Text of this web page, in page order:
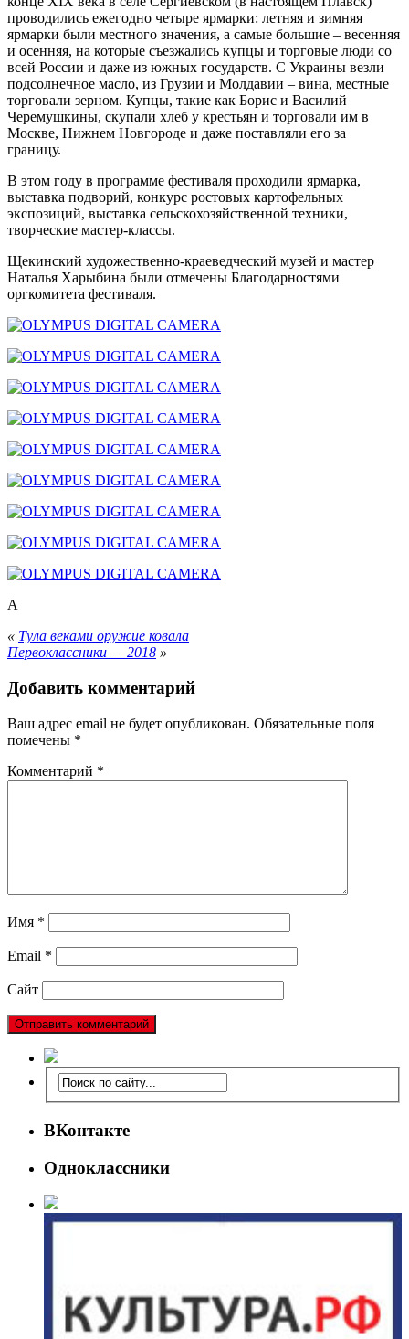
проводились ежегодно четыре ярмарки: летняя и зимняя
ярмарки были местного значения, а самые большие – весенняя
и осенняя, на которые съезжались купцы и торговые люди со
всей России и даже из южных государств. С Украины везли
подсолнечное масло, из Грузии и Молдавии – вина, местные
торговали зерном. Купцы, такие как Борис и Василий
Черемушкины, скупали хлеб у крестьян и торговали им в
Москве, Нижнем Новгороде и даже поставляли его за
границу.
В этом году в программе фестиваля проходили ярмарка,
выставка подворий, конкурс ростовых картофельных
экспозиций, выставка сельскохозяйственной техники,
творческие мастер-классы.
Щекинский художественно-краеведческий музей и мастер
Наталья Харыбина были отмечены Благодарностями
оргкомитета фестиваля.
A
« Тула веками оружие ковала
Первоклассники — 2018 »
Добавить комментарий
Ваш адрес email не будет опубликован. Обязательные поля
помечены *
Комментарий *
Имя *
Email *
Сайт
ВКонтакте
Одноклассники